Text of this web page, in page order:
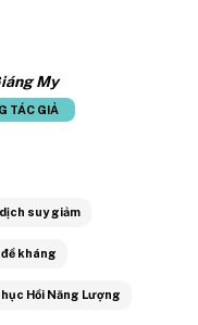
My
TÁC GIẢ
dịch suy giảm
kháng
Hồi Năng Lượng